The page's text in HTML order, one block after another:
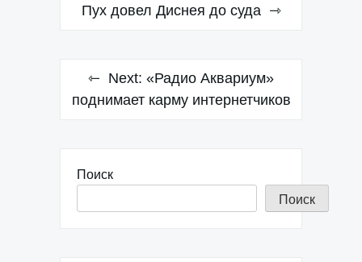
поПух довел Диснея до суда
Next: «Радио Аквариум»
поднимает карму интернетчиков
Поиск
Поиск